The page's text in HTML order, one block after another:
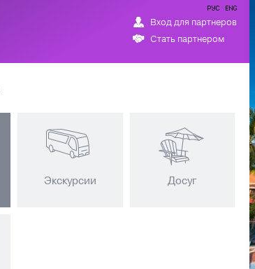
Вход для партнеров
Стать партнером
Экскурсии Досуг